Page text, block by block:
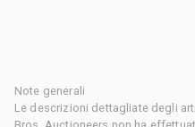
Note generali
Le descrizioni dettagliate degli